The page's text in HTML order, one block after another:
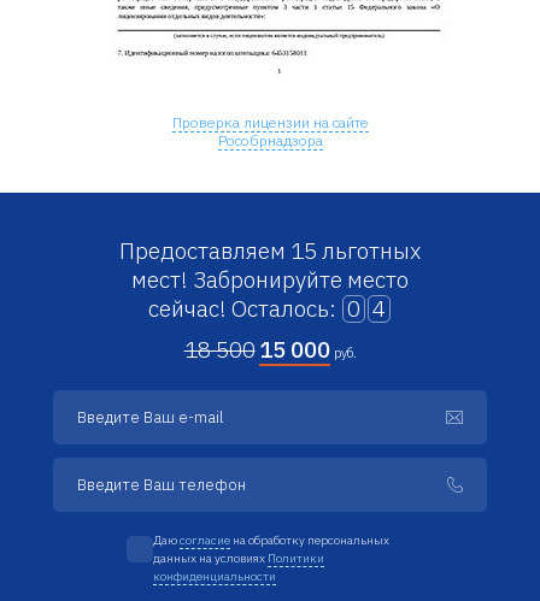
Проверка лицензии на сайте
Рособрнадзора
Предоставляем 15 льготных
мест! Забронируйте место
сейчас! Осталось: 0 4
18 50015 000 руб.
Даюсогласие на обработку персональных
данных на условиях Политики
конфиденциальности